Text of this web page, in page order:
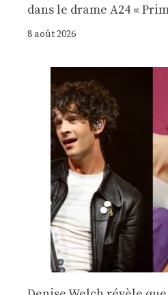
dans le drame A24 «
8 août 2026